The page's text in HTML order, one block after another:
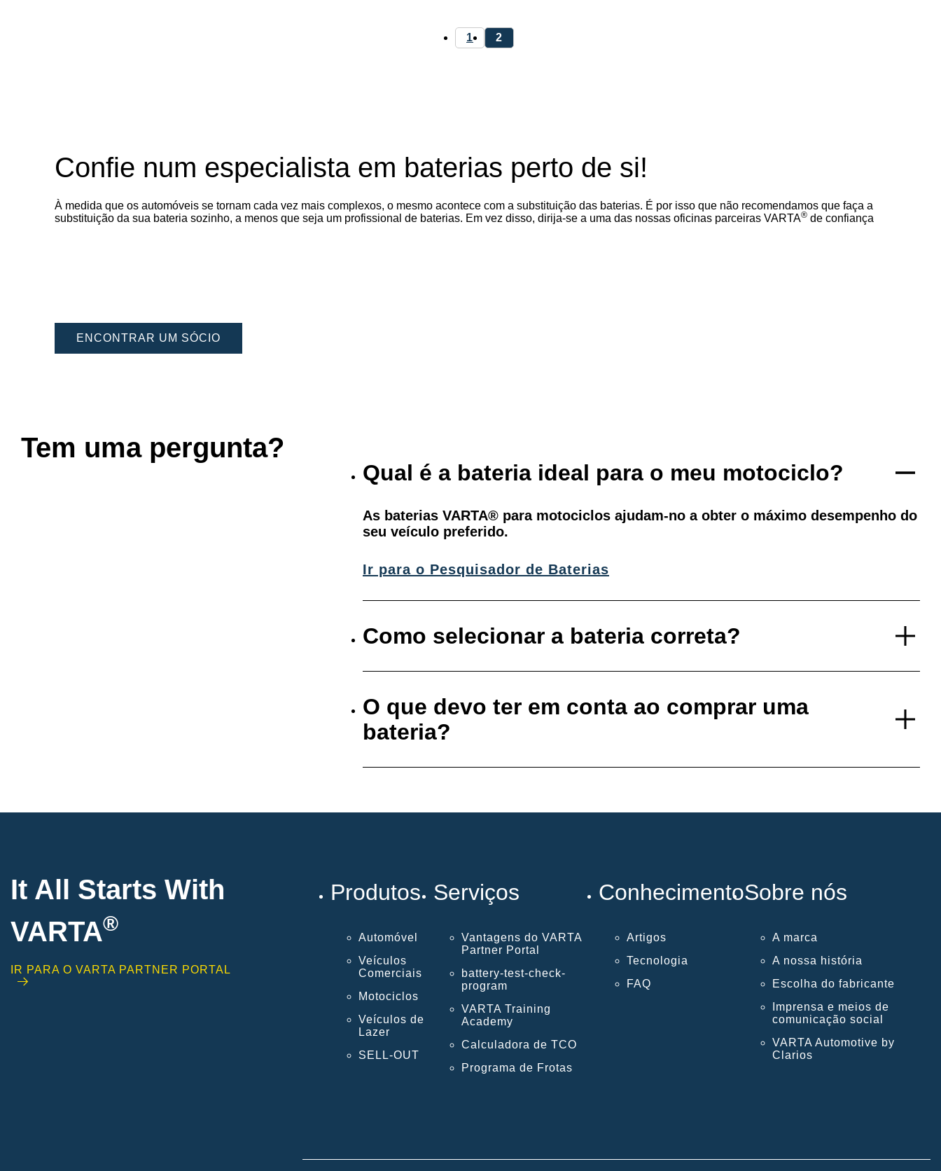
1
2
Confie num especialista em baterias perto de si!
À medida que os automóveis se tornam cada vez mais complexos, o mesmo acontece com a substituição das baterias. É por isso que não recomendamos que faça a
substituição da sua bateria sozinho, a menos que seja um profissional de baterias. Em vez disso, dirija-se a uma das nossas oficinas parceiras VARTA® de confiança
ENCONTRAR UM SÓCIO
Tem uma pergunta?
Qual é a bateria ideal para o meu motociclo?
As baterias VARTA® para motociclos ajudam-no a obter o máximo desempenho do
seu veículo preferido.
Ir para o Pesquisador de Baterias
Como selecionar a bateria correta?
O que devo ter em conta ao comprar uma
bateria?
It All Starts With
VARTA®
IR PARA O VARTA PARTNER PORTAL
Produtos
Automóvel
Veículos
Comerciais
Motociclos
Veículos de
Lazer
SELL-OUT
Serviços
Vantagens do VARTA
Partner Portal
battery-test-check-
program
VARTA Training
Academy
Calculadora de TCO
Programa de Frotas
Conhecimento
Artigos
Tecnologia
FAQ
Sobre nós
A marca
A nossa história
Escolha do fabricante
Imprensa e meios de
comunicação social
VARTA Automotive by
Clarios